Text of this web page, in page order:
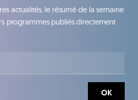
actualités, le résumé de la semaine
programmes publiés directement
OK